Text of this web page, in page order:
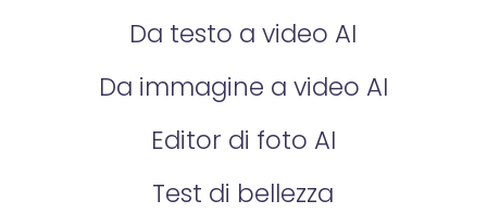
Da testo a video AI
Da immagine a video AI
Editor di foto AI
Test di bellezza